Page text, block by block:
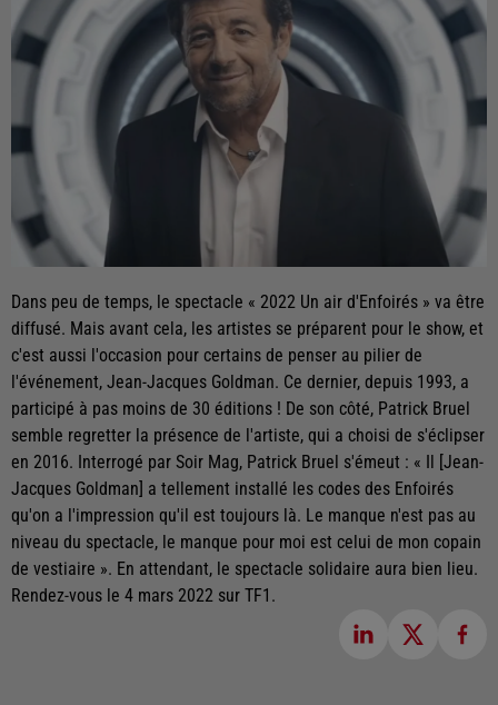
Dans peu de temps, le spectacle « 2022 Un air d'Enfoirés » va être
diffusé. Mais avant cela, les artistes se préparent pour le show, et
c'est aussi l'occasion pour certains de penser au pilier de
l'événement, Jean-Jacques Goldman. Ce dernier, depuis 1993, a
participé à pas moins de 30 éditions ! De son côté, Patrick Bruel
semble regretter la présence de l'artiste, qui a choisi de s'éclipser
en 2016. Interrogé par Soir Mag, Patrick Bruel s'émeut : « Il [Jean-
Jacques Goldman] a tellement installé les codes des Enfoirés
qu'on a l'impression qu'il est toujours là. Le manque n'est pas au
niveau du spectacle, le manque pour moi est celui de mon copain
de vestiaire ». En attendant, le spectacle solidaire aura bien lieu.
Rendez-vous le 4 mars 2022 sur TF1.